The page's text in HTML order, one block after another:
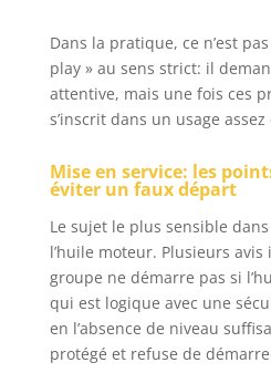
à
la
Dans la pratique, ce n’est
play » au sens strict: il
attentive, mais une fois ces
s’inscrit dans un usage
Mise en service: les
éviter un faux départ
Le sujet le plus sensible
l’huile moteur. Plusieurs
groupe ne démarre pas si
qui est logique avec une
en l’absence de niveau
protégé et refuse de